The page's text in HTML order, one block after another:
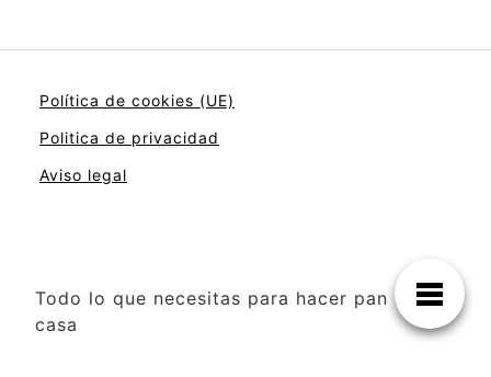
Política de cookies (UE)
Politica de privacidad
Aviso legal
Todo lo que necesitas para hacer pan en
casa